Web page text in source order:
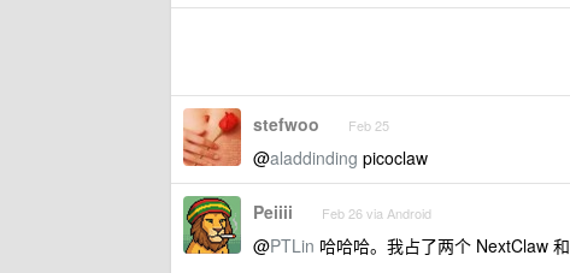
stefwoo Feb 25
@aladdinding picoclaw
Peiiii Feb 26 via Android
@PTLin 哈哈哈。我占了两个 NextClaw